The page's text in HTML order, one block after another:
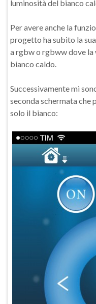
luminosità del bianco
Per avere anche la
progetto ha subito la
a rgbw o rgbww dove la
bianco caldo.
Successivamente mi
seconda schermata che
solo il bianco: